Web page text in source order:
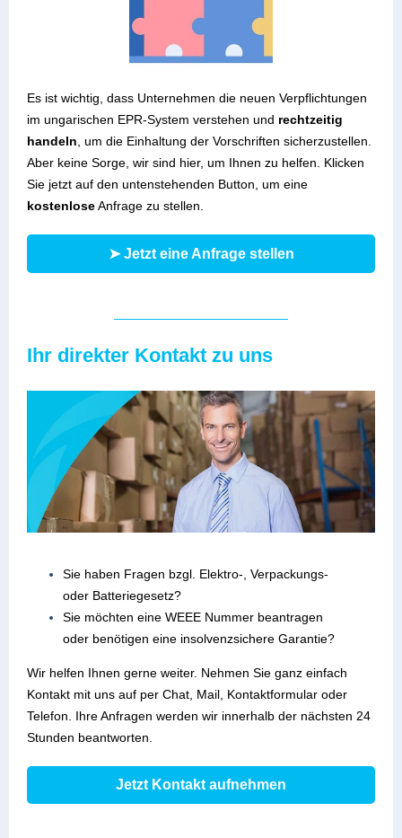
Es ist wichtig, dass Unternehmen die neuen Verpflichtungen
im ungarischen EPR-System verstehen und rechtzeitig
handeln , um die Einhaltung der Vorschriften sicherzustellen.
Aber keine Sorge, wir sind hier, um Ihnen zu helfen. Klicken
Sie jetzt auf den untenstehenden Button, um eine
kostenloseAnfrage zu stellen.
➤ Jetzt eine Anfrage stellen
Ihr direkter Kontakt zu uns
Sie haben Fragen bzgl. Elektro-, Verpackungs-
oder Batteriegesetz?
Sie möchten eine WEEE Nummer beantragen
oder benötigen eine insolvenzsichere Garantie?
Wir helfen Ihnen gerne weiter. Nehmen Sie ganz einfach
Kontakt mit uns auf per Chat, Mail, Kontaktformular oder
Telefon. Ihre Anfragen werden wir innerhalb der nächsten 24
Stunden beantworten.
Jetzt Kontakt aufnehmen